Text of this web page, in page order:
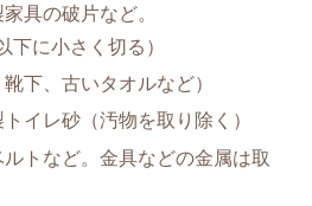
具の破片など。
下に小さく切る）
下、古いタオルなど）
イレ砂（汚物を取り除く）
トなど。金具などの金属は取